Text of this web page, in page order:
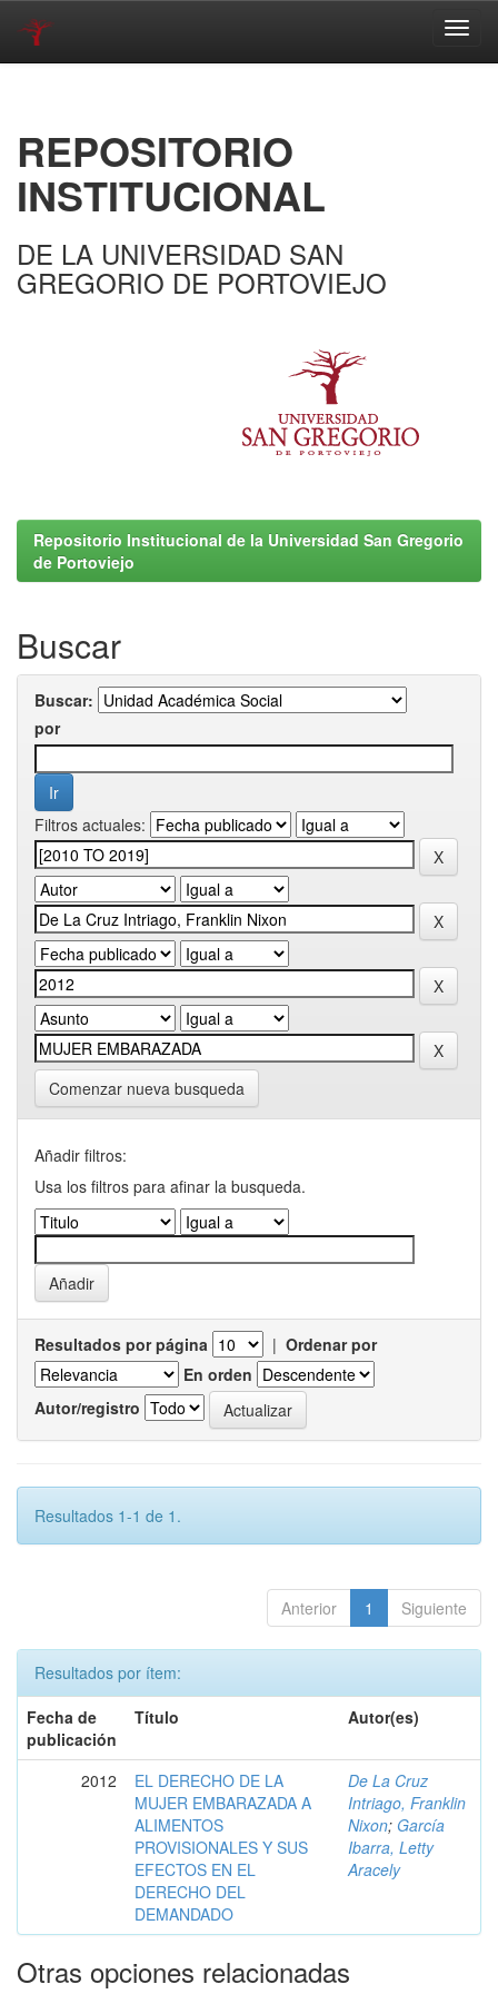
REPOSITORIO
INSTITUCIONAL
DE LA UNIVERSIDAD SAN
GREGORIO DE PORTOVIEJO
Repositorio Institucional de la Universidad San Gregorio
de Portoviejo
Buscar
Buscar:
por
Filtros actuales:
Comenzar nueva busqueda
Añadir filtros:
Usa los filtros para afinar la busqueda.
Resultados por página | Ordenar por
En orden
Autor/registro
Resultados 1-1 de 1.
Anterior 1 Siguiente
Resultados por ítem:
Fecha de
publicación
Título Autor(es)
2012
EL DERECHO DE LA
MUJER EMBARAZADA A
ALIMENTOS
PROVISIONALES Y SUS
EFECTOS EN EL
DERECHO DEL
DEMANDADO
De La Cruz
Intriago, Franklin
Nixon; García
Ibarra, Letty
Aracely
Otras opciones relacionadas